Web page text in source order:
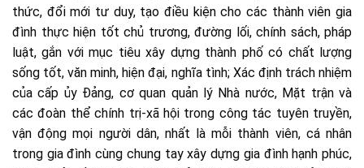
thức, đổi mới tư duy, tạo điều kiện cho các thành viên gia
đình thực hiện tốt chủ trương, đường lối, chính sách, pháp
luật, gắn với mục tiêu xây dựng thành phố có chất lượng
sống tốt, văn minh, hiện đại, nghĩa tình; Xác định trách nhiệm
của cấp ủy Đảng, cơ quan quản lý Nhà nước, Mặt trận và
các đoàn thể chính trị-xã hội trong công tác tuyên truyền,
vận động mọi người dân, nhất là mỗi thành viên, cá nhân
trong gia đình cùng chung tay xây dựng gia đình hạnh phúc,